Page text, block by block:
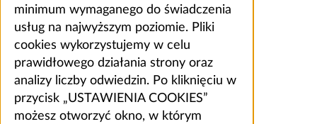
minimum wymaganego do świadczenia
usług na najwyższym poziomie. Pliki
cookies wykorzystujemy w celu
prawidłowego działania strony oraz
analizy liczby odwiedzin. Po kliknięciu w
przycisk „USTAWIENIA COOKIES”
możesz otworzyć okno, w którym